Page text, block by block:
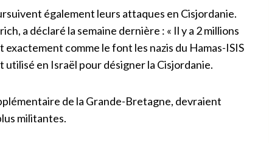
également leurs attaques en Cisjordanie.
a déclaré la semaine dernière : « Il y a 2 millions
comme le font les nazis du Hamas-ISIS
utilisé en Israël pour désigner la Cisjordanie.
de la Grande-Bretagne, devraient
militantes.